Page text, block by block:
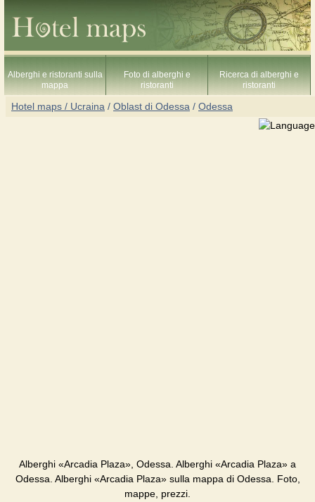
Alberghi e ristoranti sulla
mappa
Foto di alberghi e
ristoranti
Ricerca di alberghi e
ristoranti
Hotel maps / Ucraina / Oblast di Odessa / Odessa
Alberghi «Arcadia Plaza», Odessa. Alberghi «Arcadia Plaza» a
Odessa. Alberghi «Arcadia Plaza» sulla mappa di Odessa. Foto,
mappe, prezzi.